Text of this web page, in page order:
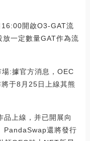
開啟O3-GAT流
一定數量GAT作為流
:據官方消息，OEC
于8月25日上線其熊
品上線，并已開展向
PandaSwap還將發行